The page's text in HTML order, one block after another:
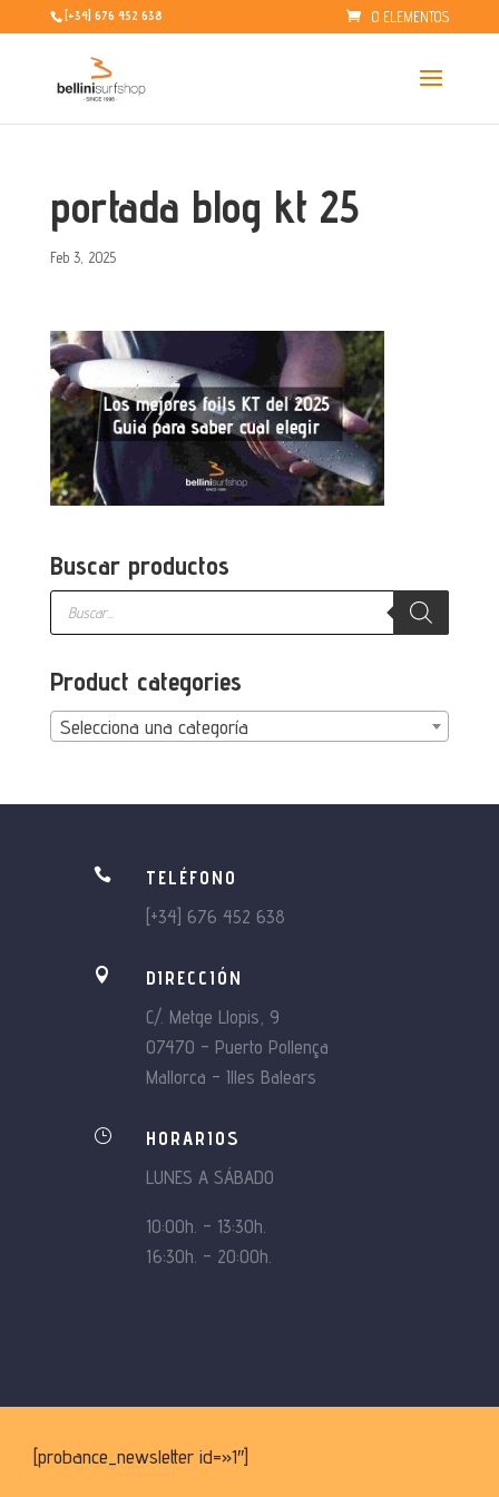
[+34] 676 452 638 0 ELEMENTOS
portada blog kt 25
Feb 3, 2025
Buscar productos
Búsqueda
productos
Product categories
Selecciona una categoría

TELÉFONO
[+34] 676 452 638

DIRECCIÓN
C/. Metge Llopis, 9
07470 – Puerto Pollença
Mallorca – Illes Balears
}
HORARIOS
LUNES A SÁBADO
10:00h. – 13:30h.
16:30h. – 20:00h.
[probance_newsletter id=»1″]